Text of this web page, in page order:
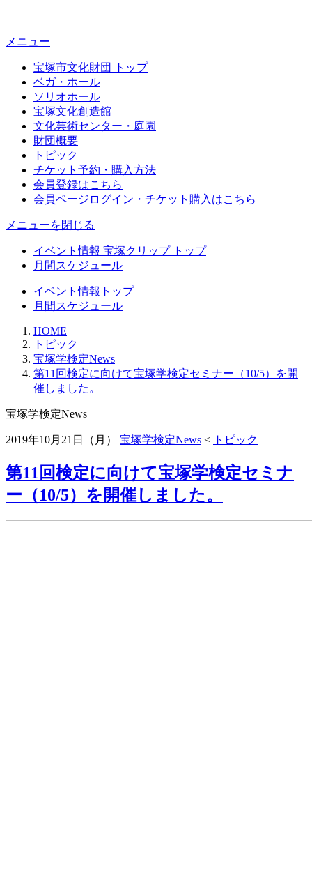
メニュー
宝塚市文化財団 トップ
ベガ・ホール
ソリオホール
宝塚文化創造館
文化芸術センター・庭園
財団概要
トピック
チケット予約・購入方法
会員登録はこちら
会員ページログイン・チケット購入はこちら
メニューを閉じる
イベント情報 宝塚クリップ トップ
月間スケジュール
イベント情報トップ
月間スケジュール
HOME
トピック
宝塚学検定News
第11回検定に向けて宝塚学検定セミナー（10/5）を開
催しました。
宝塚学検定News
2019年10月21日（月） 宝塚学検定News < トピック
第11回検定に向けて宝塚学検定セミナ
ー（10/5）を開催しました。